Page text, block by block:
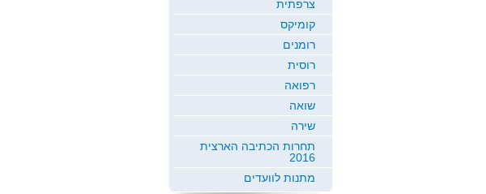
צרפתית
קומיקס
רומנים
רוסית
רפואה
שואה
שירה
תחרות הכתיבה הארצית
2016
מתנות לוועדים